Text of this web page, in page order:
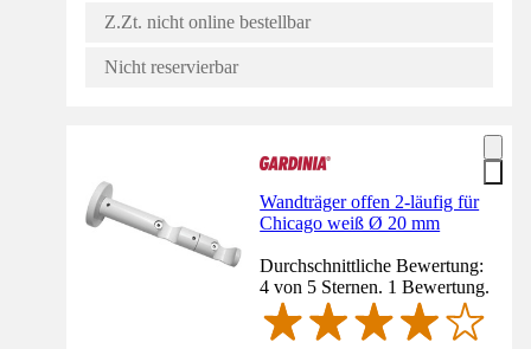
Z.Zt. nicht online bestellbar
Nicht reservierbar
Wandträger offen 2-läufig für
Chicago weiß Ø 20 mm
Durchschnittliche Bewertung:
4 von 5 Sternen. 1 Bewertung.